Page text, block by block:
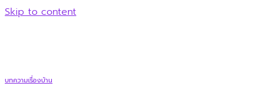
Skip to content
บทความเรื่องบ้าน